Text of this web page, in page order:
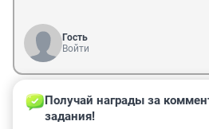
Гость
Войти
Гость
3 декабря 2023, 08:50
Получай награды за
задания!